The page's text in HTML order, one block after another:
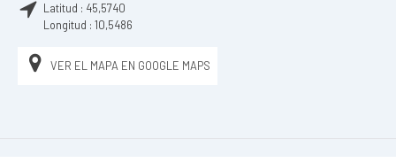
Latitud : 45,5740
Longitud : 10,5486
VER EL MAPA EN GOOGLE MAPS